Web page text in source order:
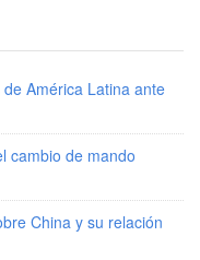
América Latina ante
cambio de mando
China y su relación